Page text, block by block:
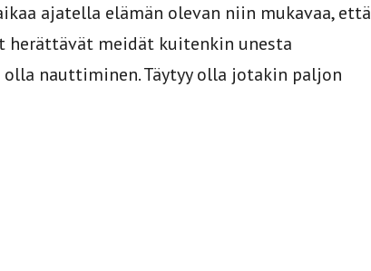
ajatella elämän olevan niin mukavaa, että
herättävät meidät kuitenkin unesta
nauttiminen. Täytyy olla jotakin paljon